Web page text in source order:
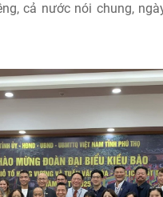
cả nước nói chung,